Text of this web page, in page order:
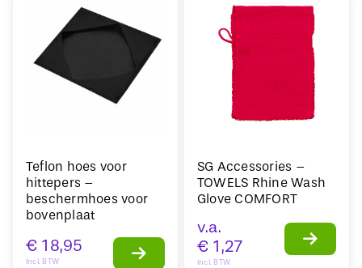
Teflon hoes voor
hittepers –
beschermhoes voor
bovenplaat
€ 18,95
Incl. BTW
SG Accessories –
TOWELS Rhine Wash
Glove COMFORT
v.a.
€ 1,27
Incl. BTW